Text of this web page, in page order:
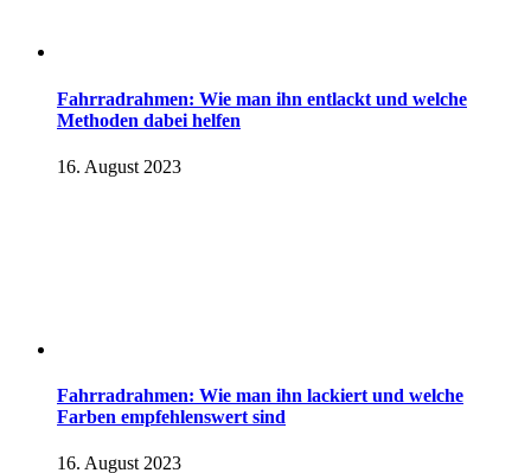
Fahrradrahmen: Wie man ihn entlackt und welche
Methoden dabei helfen
16. August 2023
Fahrradrahmen: Wie man ihn lackiert und welche
Farben empfehlenswert sind
16. August 2023